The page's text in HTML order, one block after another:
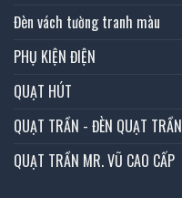
Đèn vách tường tranh màu
PHỤ KIỆN ĐIỆN
QUẠT HÚT
QUẠT TRẦN - ĐÈN QUẠT TRẦN
QUẠT TRẦN MR. VŨ CAO CẤP